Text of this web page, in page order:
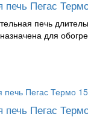
печь Пегас
печь
для
печь Пегас